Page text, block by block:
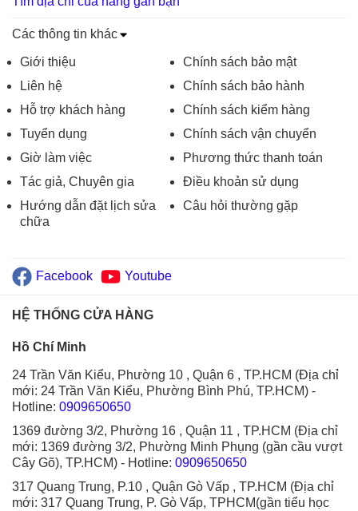
Các thông tin khác
Giới thiệu
Liên hệ
Hỗ trợ khách hàng
Tuyển dụng
Giờ làm việc
Tác giả, Chuyên gia
Hướng dẫn đặt lịch sửa
chữa
Chính sách bảo mật
Chính sách bảo hành
Chính sách kiểm hàng
Chính sách vận chuyển
Phương thức thanh toán
Điều khoản sử dụng
Câu hỏi thường gặp
Facebook Youtube
HỆ THỐNG CỬA HÀNG
Hồ Chí Minh
24 Trần Văn Kiểu, Phường 10 , Quận 6 , TP.HCM (Địa chỉ
mới: 24 Trần Văn Kiểu, Phường Bình Phú, TP.HCM) -
Hotline: 0909650650
1369 đường 3/2, Phường 16 , Quận 11 , TP.HCM (Địa chỉ
mới: 1369 đường 3/2, Phường Minh Phụng (gần cầu vượt
Cây Gõ), TP.HCM) - Hotline: 0909650650
317 Quang Trung, P.10 , Quận Gò Vấp , TP.HCM (Địa chỉ
mới: 317 Quang Trung, P. Gò Vấp, TPHCM(gần tiểu học